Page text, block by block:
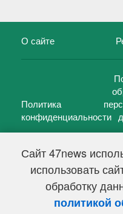
Сайт 47news
использовать
обработку
политикой
О сайте
Политика
конфиденциальности
47 новостей (47 news)
Свидетельство о
Федеральной службой по
информационных